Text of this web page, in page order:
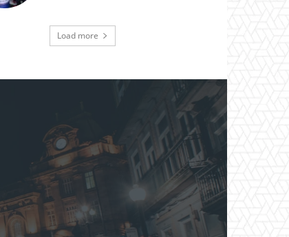
Load more